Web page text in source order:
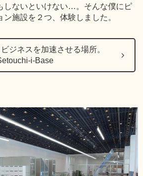
しないといけない…。そんな僕にピ
施設を２つ、体験しました。
ジネスを加速させる場所。
i-Base